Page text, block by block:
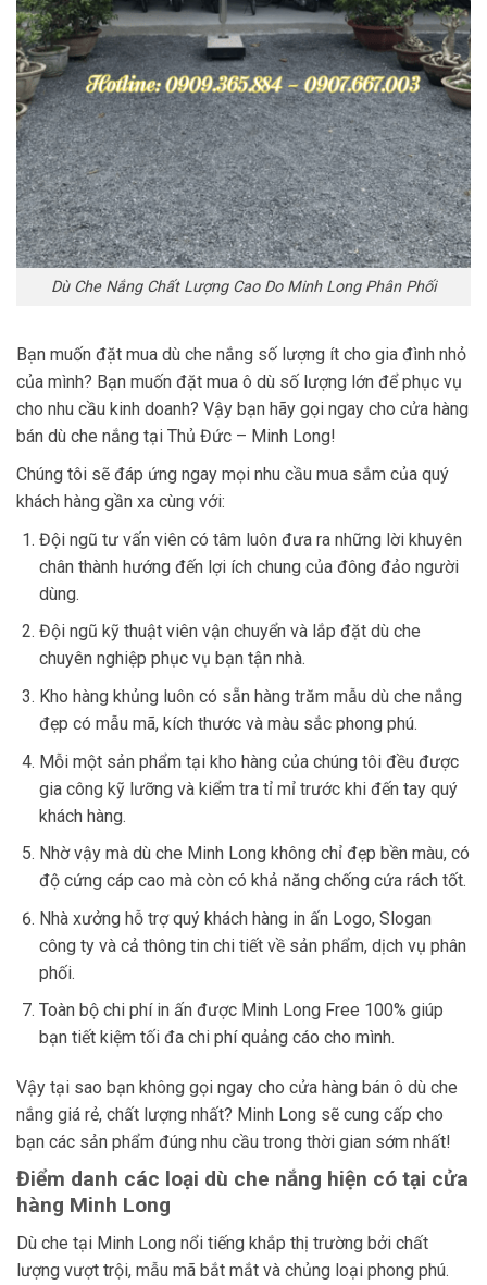
Dù Che Nắng Chất Lượng Cao Do Minh Long Phân Phối
Bạn muốn đặt mua dù che nắng số lượng ít cho gia đình nhỏ
của mình? Bạn muốn đặt mua ô dù số lượng lớn để phục vụ
cho nhu cầu kinh doanh? Vậy bạn hãy gọi ngay cho cửa hàng
bán dù che nắng tại Thủ Đức – Minh Long!
Chúng tôi sẽ đáp ứng ngay mọi nhu cầu mua sắm của quý
khách hàng gần xa cùng với:
Đội ngũ tư vấn viên có tâm luôn đưa ra những lời khuyên
chân thành hướng đến lợi ích chung của đông đảo người
dùng.
Đội ngũ kỹ thuật viên vận chuyển và lắp đặt dù che
chuyên nghiệp phục vụ bạn tận nhà.
Kho hàng khủng luôn có sẵn hàng trăm mẫu dù che nắng
đẹp có mẫu mã, kích thước và màu sắc phong phú.
Mỗi một sản phẩm tại kho hàng của chúng tôi đều được
gia công kỹ lưỡng và kiểm tra tỉ mỉ trước khi đến tay quý
khách hàng.
Nhờ vậy mà dù che Minh Long không chỉ đẹp bền màu, có
độ cứng cáp cao mà còn có khả năng chống cứa rách tốt.
Nhà xưởng hỗ trợ quý khách hàng in ấn Logo, Slogan
công ty và cả thông tin chi tiết về sản phẩm, dịch vụ phân
phối.
Toàn bộ chi phí in ấn được Minh Long Free 100% giúp
bạn tiết kiệm tối đa chi phí quảng cáo cho mình.
Vậy tại sao bạn không gọi ngay cho cửa hàng bán ô dù che
nắng giá rẻ, chất lượng nhất? Minh Long sẽ cung cấp cho
bạn các sản phẩm đúng nhu cầu trong thời gian sớm nhất!
Điểm danh các loại dù che nắng hiện có tại cửa
hàng Minh Long
Dù che tại Minh Long nổi tiếng khắp thị trường bởi chất
lượng vượt trội, mẫu mã bắt mắt và chủng loại phong phú.